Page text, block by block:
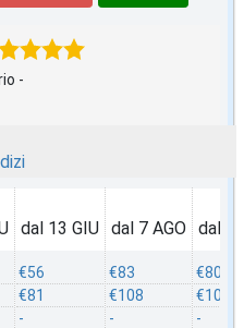
-
dal 13 GIU
€56
€81
-
dal 7 AGO
€83
€108
-
dal 8
€80
€105
-